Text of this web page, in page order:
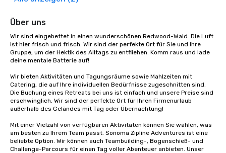
Über uns
Wir sind eingebettet in einen wunderschönen Redwood-Wald. Die Luft
ist hier frisch und frisch. Wir sind der perfekte Ort für Sie und Ihre
Gruppe, um der Hektik des Alltags zu entfliehen. Komm raus und lade
deine mentale Batterie auf!
Wir bieten Aktivitäten und Tagungsräume sowie Mahlzeiten mit
Catering, die auf Ihre individuellen Bedürfnisse zugeschnitten sind.
Die Buchung eines Retreats bei uns ist einfach und unsere Preise sind
erschwinglich. Wir sind der perfekte Ort für Ihren Firmenurlaub
außerhalb des Geländes mit Tag oder Übernachtung!
Mit einer Vielzahl von verfügbaren Aktivitäten können Sie wählen, was
am besten zu Ihrem Team passt. Sonoma Zipline Adventures ist eine
beliebte Option. Wir können auch Teambuilding-, Bogenschieß- und
Challenge-Parcours für einen Tag voller Abenteuer anbieten. Unser